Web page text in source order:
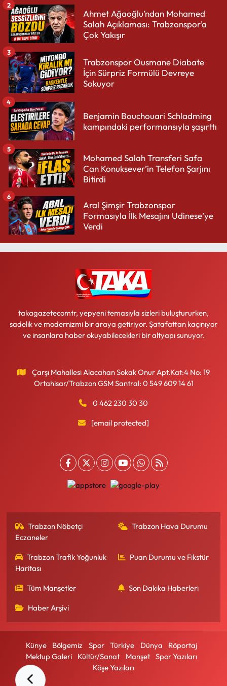
Ahmet Ağaoğlu’ndan Mohamed
Salah Açıklaması: Trabzonspor’a
Çok Yakışır
2
Trabzonspor Ousmane Diabate
İçin Sürpriz Formülü Devreye
Sokuyor
3
Benjamin Bouchouari Schladming
kampındaki performansıyla şaşırttı
4
Mohamed Salah Transferi Safa
Can Konuksever’in Telefon Şarjını
Bitirdi
5
Aral Şimşir Trabzonspor
Formasıyla İlk Mesajını Udinese’ye
Verdi
6
takagazetecomtr, yepyeni temasıyla sizleri buluştururken,
sadelik ve modernizmi bir araya getiriyor. Şatafattan kaçınıyor
ve insanlara haber okuyabilecekleri bir altyapı sunuyor.
Çarşı Mahallesi Alacahan Sokak Onur Apt.Kat:4 No: 19
Ortahisar/Trabzon GSM Santral: 0 549 609 14 61
0 462 230 30 30
[email protected]
Trabzon Nöbetçi
Eczaneler
Trabzon Hava Durumu
Trabzon Trafik Yoğunluk
Haritası
Puan Durumu ve Fikstür
Tüm Manşetler Son Dakika Haberleri
Haber Arşivi
Künye Bölgemiz Spor Türkiye Dünya
Röportaj
Mektup Galeri
Kültür/Sanat Manşet
Spor Yazıları
Köşe Yazıları